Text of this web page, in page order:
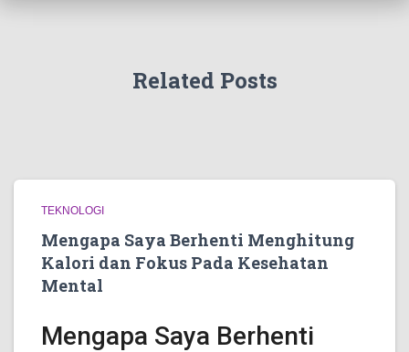
Related Posts
TEKNOLOGI
Mengapa Saya Berhenti Menghitung
Kalori dan Fokus Pada Kesehatan
Mental
Mengapa Saya Berhenti